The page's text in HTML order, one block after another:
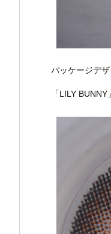
パッケージデ
「LILY